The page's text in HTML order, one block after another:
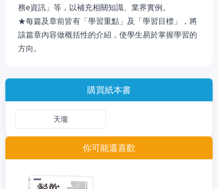
務e資訊」等，以補充相關知識、業界實例。
★每篇及章前皆有「學習重點」及「學習目標」，將
該篇章內容做概括性的介紹，使學生易於掌握學習的
方向。
購買紙本書
天瓏
你可能還喜歡